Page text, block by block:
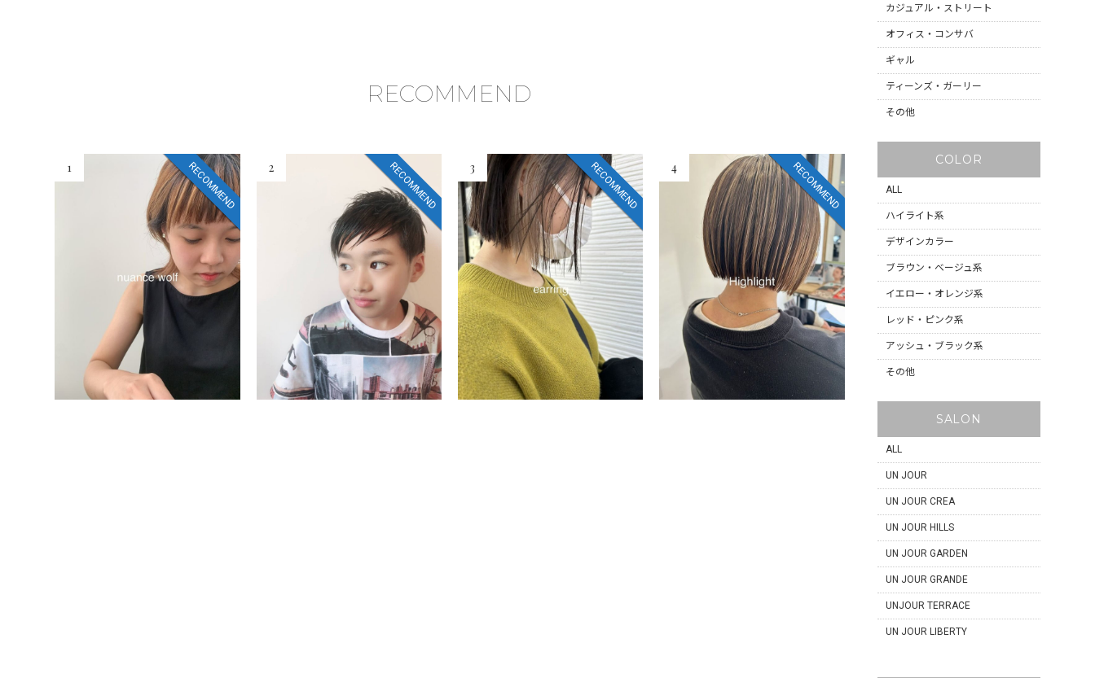
RECOMMEND
RECOMMEND
1 RECOMMEND
2 RECOMMEND
3 RECOMMEND
4
カジュアル・ストリート
オフィス・コンサバ
ギャル
ティーンズ・ガーリー
その他
COLOR
ALL
ハイライト系
デザインカラー
ブラウン・ベージュ系
イエロー・オレンジ系
レッド・ピンク系
アッシュ・ブラック系
その他
SALON
ALL
UN JOUR
UN JOUR CREA
UN JOUR HILLS
UN JOUR GARDEN
UN JOUR GRANDE
UNJOUR TERRACE
UN JOUR LIBERTY